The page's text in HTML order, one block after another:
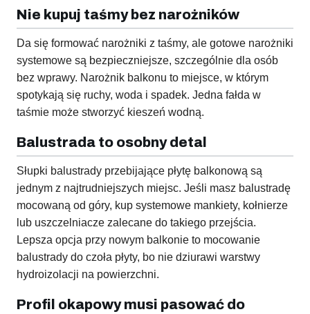
Nie kupuj taśmy bez narożników
Da się formować narożniki z taśmy, ale gotowe narożniki
systemowe są bezpieczniejsze, szczególnie dla osób
bez wprawy. Narożnik balkonu to miejsce, w którym
spotykają się ruchy, woda i spadek. Jedna fałda w
taśmie może stworzyć kieszeń wodną.
Balustrada to osobny detal
Słupki balustrady przebijające płytę balkonową są
jednym z najtrudniejszych miejsc. Jeśli masz balustradę
mocowaną od góry, kup systemowe mankiety, kołnierze
lub uszczelniacze zalecane do takiego przejścia.
Lepsza opcja przy nowym balkonie to mocowanie
balustrady do czoła płyty, bo nie dziurawi warstwy
hydroizolacji na powierzchni.
Profil okapowy musi pasować do